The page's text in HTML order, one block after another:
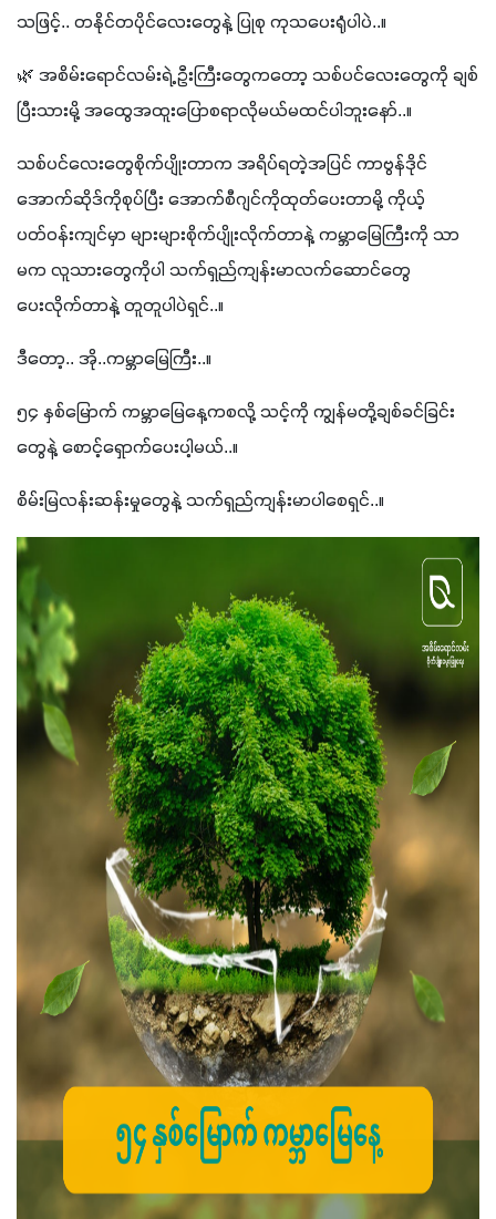
သဖြင့်.. တနိုင်တပိုင်လေးတွေနဲ့ ပြုစု ကုသပေးရုံပါပဲ..။
🌿 အစိမ်းရောင်လမ်းရဲ့ ဦးကြီးတွေကတော့ သစ်ပင်လေးတွေကို ချစ်
ပြီးသားမို့ အထွေအထူးပြောစရာလိုမယ်မထင်ပါဘူးနော်..။
သစ်ပင်လေးတွေစိုက်ပျိုးတာက အရိပ်ရတဲ့အပြင် ကာဗွန်ဒိုင်
အောက်ဆိုဒ်ကိုစုပ်ပြီး အောက်စီဂျင်ကိုထုတ်ပေးတာမို့ ကိုယ့်
ပတ်ဝန်းကျင်မှာ များများစိုက်ပျိုးလိုက်တာနဲ့ ကမ္ဘာမြေကြီးကို သာ
မက လူသားတွေကိုပါ သက်ရှည်ကျန်းမာလက်ဆောင်တွေ
ပေးလိုက်တာနဲ့ တူတူပါပဲရှင်..။
ဒီတော့.. အို..ကမ္ဘာမြေကြီး..။
၅၄ နှစ်မြောက် ကမ္ဘာမြေနေ့ကစလို့ သင့်ကို ကျွန်မတို့ချစ်ခင်ခြင်း
တွေနဲ့ စောင့်ရှောက်ပေးပါ့မယ်..။
စိမ်းမြလန်းဆန်းမှုတွေနဲ့ သက်ရှည်ကျန်းမာပါစေရှင်..။